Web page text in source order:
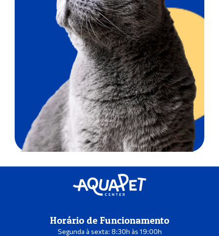
Horário de Funcionamento
Segunda à sexta: 8:30h às 19:00h